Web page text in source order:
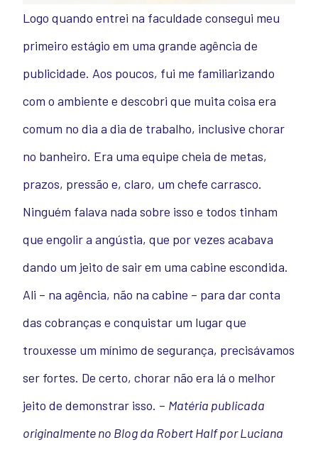
Logo quando entrei na faculdade consegui meu
primeiro estágio em uma grande agência de
publicidade. Aos poucos, fui me familiarizando
com o ambiente e descobri que muita coisa era
comum no dia a dia de trabalho, inclusive chorar
no banheiro. Era uma equipe cheia de metas,
prazos, pressão e, claro, um chefe carrasco.
Ninguém falava nada sobre isso e todos tinham
que engolir a angústia, que por vezes acabava
dando um jeito de sair em uma cabine escondida.
Ali – na agência, não na cabine – para dar conta
das cobranças e conquistar um lugar que
trouxesse um mínimo de segurança, precisávamos
ser fortes. De certo, chorar não era lá o melhor
jeito de demonstrar isso. – Matéria publicada
originalmente no Blog da Robert Half por Luciana